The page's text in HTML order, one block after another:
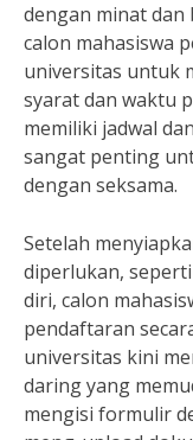
dengan minat dan
calon mahasiswa
universitas untuk
syarat dan waktu
memiliki jadwal
sangat penting
dengan seksama.
Setelah
diperlukan,
diri, calon
pendaftaran
universitas kini
daring yang
mengisi formulir